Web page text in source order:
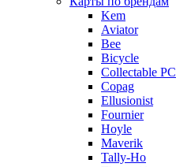
Kem
Aviator
Bee
Bicycle
Collectable PC
Copag
Ellusionist
Fournier
Hoyle
Maverik
Tally-Ho